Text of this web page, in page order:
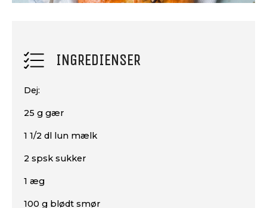
INGREDIENSER
Dej:
25 g gær
1 1/2 dl lun mælk
2 spsk sukker
1 æg
100 g blødt smør